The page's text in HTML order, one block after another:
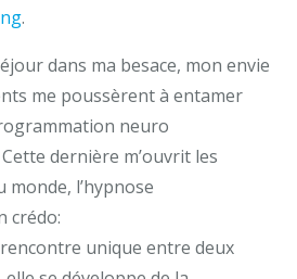
.
dans ma besace, mon envie
me poussèrent à entamer
neuro
dernière m’ouvrit les
monde, l’hypnose
crédo:
unique entre deux